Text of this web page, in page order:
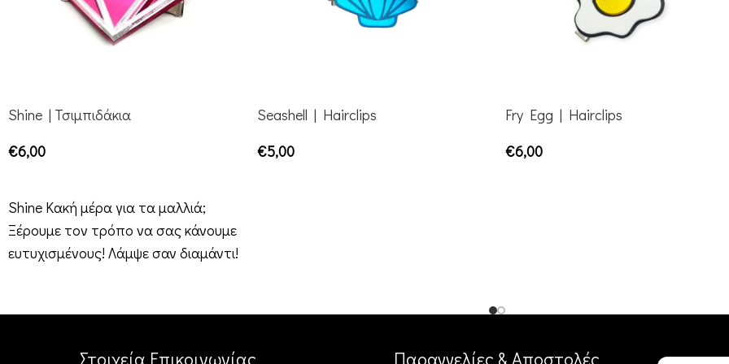
Shine | Τσιμπιδάκια
€6,00
Shine Κακή μέρα για τα μαλλιά;
Ξέρουμε τον τρόπο να σας κάνουμε
ευτυχισμένους! Λάμψε σαν διαμάντι!
Seashell | Hairclips
€5,00
Fry Egg | Hairclips
€6,00
Στοιχεία Επικοινωνίας Παραγγελίες & Αποστολές